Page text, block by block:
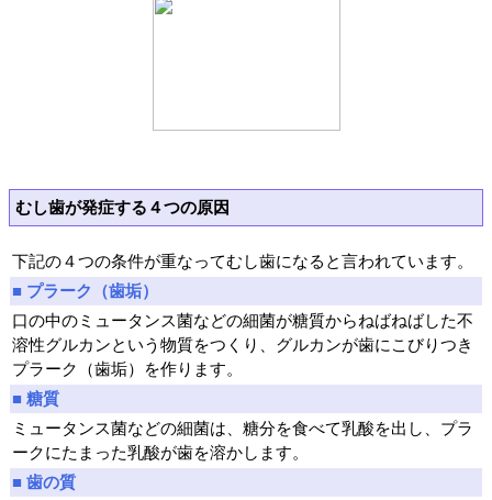
むし歯が発症する４つの原因
下記の４つの条件が重なってむし歯になると言われています。
■ プラーク（歯垢）
口の中のミュータンス菌などの細菌が糖質からねばねばした不
溶性グルカンという物質をつくり、グルカンが歯にこびりつき
プラーク（歯垢）を作ります。
■ 糖質
ミュータンス菌などの細菌は、糖分を食べて乳酸を出し、プラ
ークにたまった乳酸が歯を溶かします。
■ 歯の質